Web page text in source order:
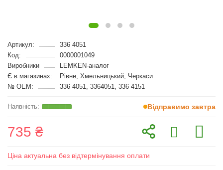
Артикул:
336 4051
Код:
0000001049
Виробники
LEMKEN-аналог
Є в магазинах:
Рівне, Хмельницький, Черкаси
№ OEM:
336 4051, 3364051, 336 4151
Відправимо завтра
735 ₴
Ціна актуальна без відтермінування оплати